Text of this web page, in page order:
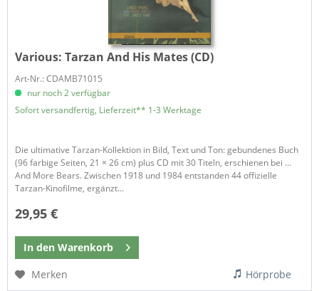
Various:Tarzan And His Mates (CD)
Art-Nr.: CDAMB71015
nur noch 2 verfügbar
Sofort versandfertig, Lieferzeit** 1-3 Werktage
Die ultimative Tarzan-Kollektion in Bild, Text und Ton: gebundenes Buch
(96 farbige Seiten, 21 × 26 cm) plus CD mit 30 Titeln, erschienen bei …
And More Bears. Zwischen 1918 und 1984 entstanden 44 offizielle
Tarzan-Kinofilme, ergänzt...
29,95 €
In den Warenkorb
Merken
Hörprobe